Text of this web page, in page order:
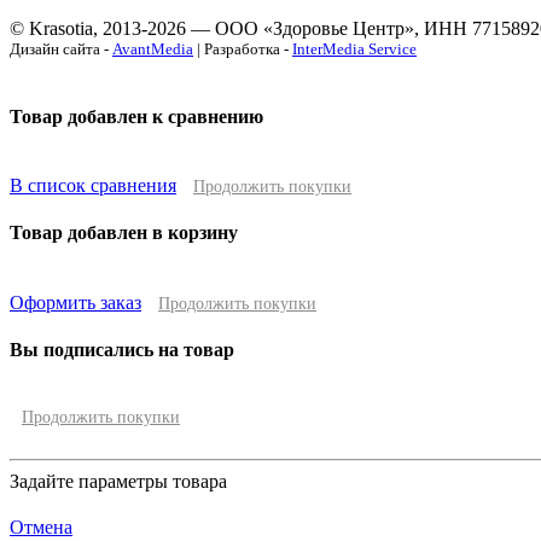
© Krasotia, 2013-2026 — ООО «Здоровье Центр», ИНН
Дизайн сайта - AvantMedia | Разработка - InterMedia Service
Товар добавлен к сравнению
В список сравнения Продолжить покупки
Товар добавлен в корзину
Оформить заказ Продолжить покупки
Вы подписались на товар
Продолжить покупки
Задайте параметры товара
Отмена